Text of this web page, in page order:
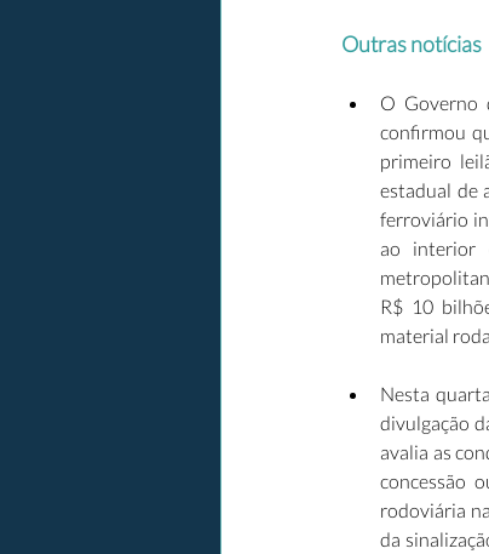
Outras notícias
O Governo
confirmou
primeiro
estadual de
ferroviário
ao interior
R$ 10
material
Nesta
divulgação
avalia as
concessão
rodoviária
da